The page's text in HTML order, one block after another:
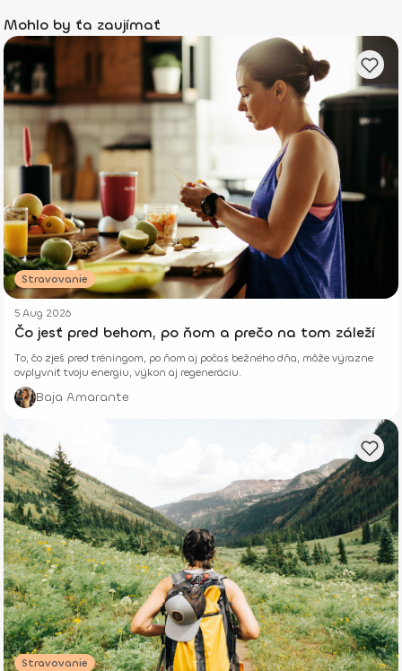
Mohlo by ťa zaujímať
Stravovanie
5 Aug 2026
Čo jesť pred behom, po ňom a prečo na tom záleží
To, čo zješ pred tréningom, po ňom aj počas bežného dňa, môže výrazne
ovplyvniť tvoju energiu, výkon aj regeneráciu.
Baja Amarante
Stravovanie